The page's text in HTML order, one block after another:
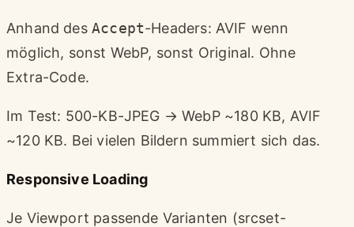
Anhand des Accept-Headers: AVIF wenn
möglich, sonst WebP, sonst Original. Ohne
Extra-Code.
Im Test: 500-KB-JPEG → WebP ~180 KB, AVIF
~120 KB. Bei vielen Bildern summiert sich das.
Responsive Loading
Je Viewport passende Varianten (srcset-